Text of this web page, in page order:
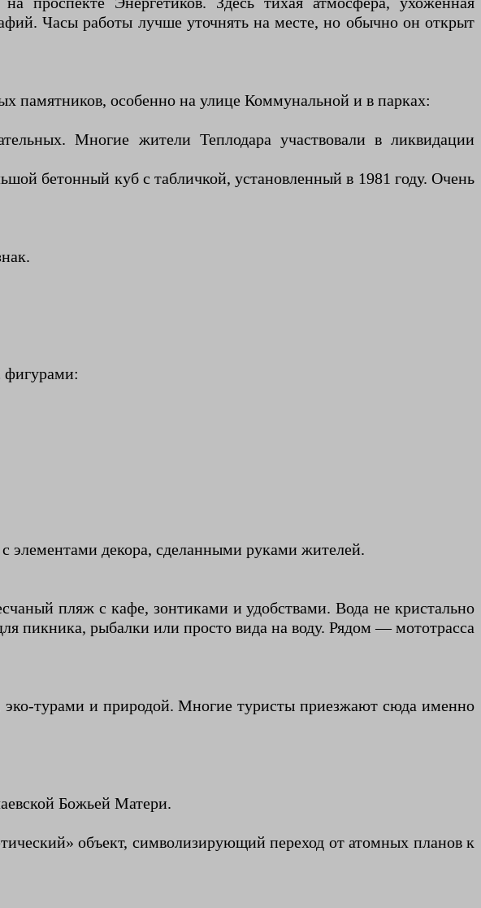
Часы работы лучше уточнять на месте, но обычно он открыт
памятников, особенно на улице Коммунальной и в парках:
Многие жители Теплодара участвовали в ликвидации
бетонный куб с табличкой, установленный в 1981 году. Очень
фигурами:
элементами декора, сделанными руками жителей.
пляж с кафе, зонтиками и удобствами. Вода не кристально
пикника, рыбалки или просто вида на воду. Рядом — мототрасса
эко-турами и природой. Многие туристы приезжают сюда именно
Божьей Матери.
объект, символизирующий переход от атомных планов к